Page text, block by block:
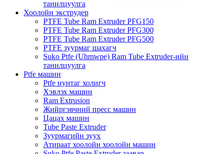
танилцуулга
Хоолойн экструдер
PTFE Tube Ram Extruder PFG150
PTFE Tube Ram Extruder PFG300
PTFE Tube Ram Extruder PFG500
PTFE зуурмаг шахагч
Suko Ptfe (Uhmwpe) Ram Tube Extruder-ийн
танилцуулга
Ptfe машин
Ptfe нунтаг холигч
Хэвлэх машин
Ram Extrusion
Жийргэвчний пресс машин
Цацах машин
Tube Paste Extruder
Зуурмагийн зуух
Атираат хоолойн хоолойн машин